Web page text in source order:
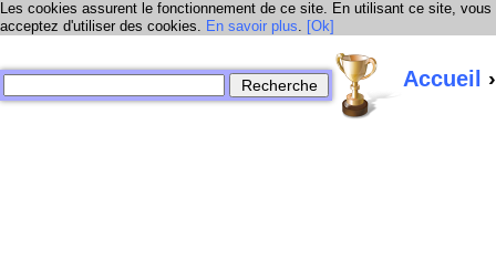
Les cookies assurent le fonctionnement de ce site. En utilisant ce site, vous
acceptez d'utiliser des cookies. En savoir plus. [Ok]
Accueil